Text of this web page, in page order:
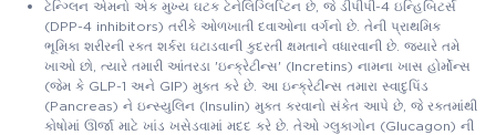
ટેન્ગ્લિન એમનો એક મુખ્ય ઘટક ટેનેલિગ્લિપ્ટિન છે, જે ડીપીપી-4 ઇન્હિબિટર્સ
(DPP-4 inhibitors) તરીકે ઓળખાતી દવાઓના વર્ગનો છે. તેની પ્રાથમિક
ભૂમિકા શરીરની રક્ત શર્કરા ઘટાડવાની કુદરતી ક્ષમતાને વધારવાની છે. જ્યારે તમે
ખાઓ છો, ત્યારે તમારી આંતરડા 'ઇન્ક્રેટીન્સ' (Incretins) નામના ખાસ હોર્મોન્સ
(જેમ કે GLP-1 અને GIP) મુક્ત કરે છે. આ ઇન્ક્રેટીન્સ તમારા સ્વાદુપિંડ
(Pancreas) ને ઇન્સ્યુલિન (Insulin) મુક્ત કરવાનો સંકેત આપે છે, જે રક્તમાંથી
કોષોમાં ઊર્જા માટે ખાંડ ખસેડવામાં મદદ કરે છે. તેઓ ગ્લુકાગોન (Glucagon) ની